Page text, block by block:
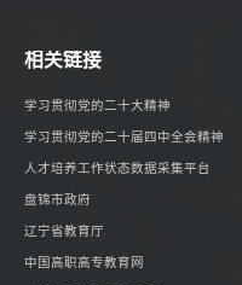
相关链接
学习贯彻党的二十大精神
学习贯彻党的二十届四中全会精神
人才培养工作状态数据采集平台
盘锦市政府
辽宁省教育厅
中国高职高专教育网